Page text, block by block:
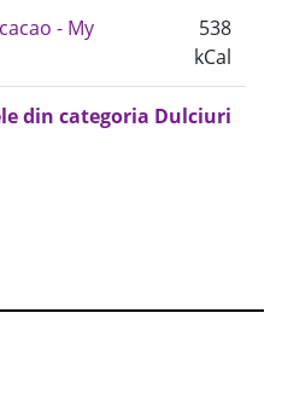
- My
538
kCal
din categoria Dulciuri